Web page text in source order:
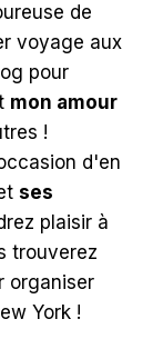
de
voyage aux
pour
mon amour
!
d'en
ses
plaisir à
trouverez
organiser
York !